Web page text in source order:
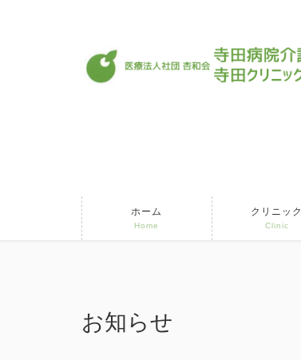
ホーム
Home
クリニック
Clinic
お知らせ